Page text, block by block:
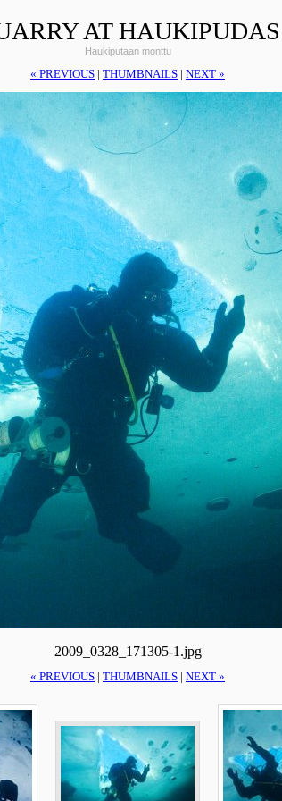
AT HAUKIPUDAS
Haukiputaan monttu
« PREVIOUS | THUMBNAILS | NEXT »
2009_0328_171305-1.jpg
« PREVIOUS THUMBNAILS NEXT »